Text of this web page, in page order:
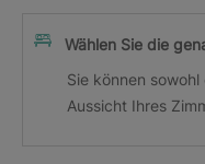
Wählen Sie die
Sie können
Aussicht Ihres